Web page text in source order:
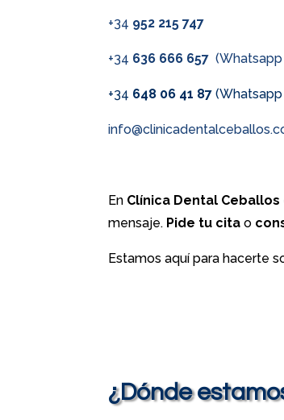
+34 952 215 747
+34 636 666 657
+34 648 06 41 87
En Clínica Dental Ceballos
mensaje. Pide tu cita o
Estamos aquí para hacerte
¿Dónde